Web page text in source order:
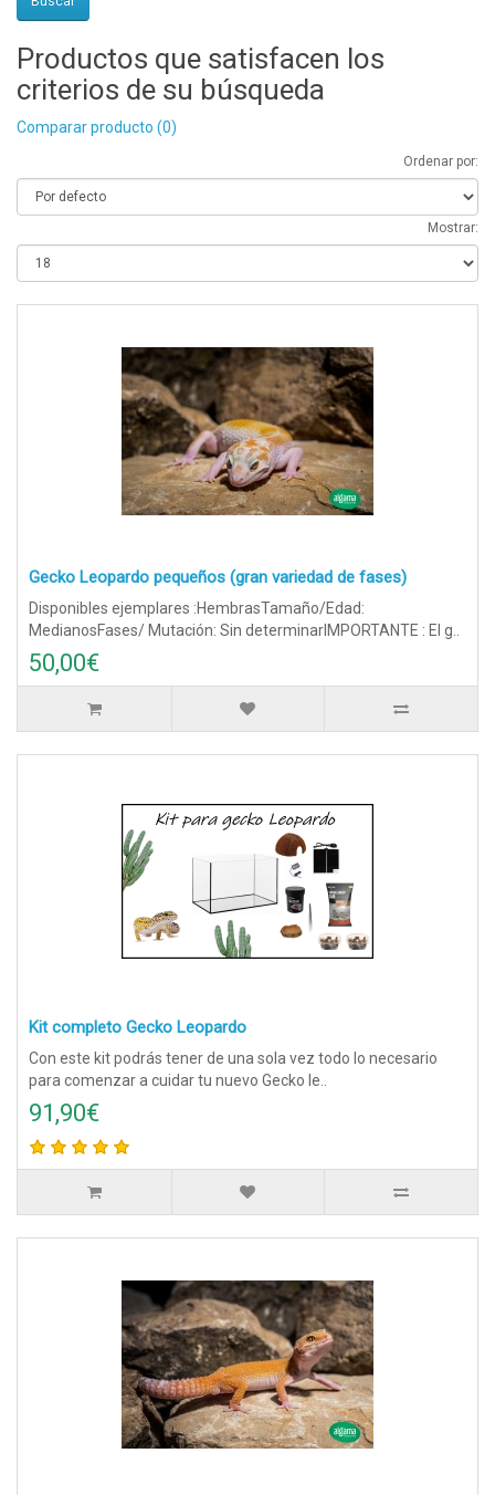
Productos que satisfacen los
criterios de su búsqueda
Comparar producto (0)
Ordenar por:
Mostrar:
Gecko Leopardo pequeños (gran variedad de fases)
Disponibles ejemplares :HembrasTamaño/Edad:
MedianosFases/ Mutación: Sin determinarIMPORTANTE : El g..
50,00€
Kit completo Gecko Leopardo
Con este kit podrás tener de una sola vez todo lo necesario
para comenzar a cuidar tu nuevo Gecko le..
91,90€